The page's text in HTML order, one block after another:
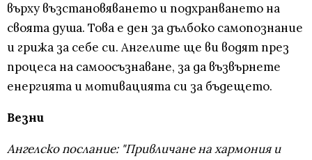
върху възстановяването и подхранването на
своята душа. Това е ден за дълбоко самопознание
и грижа за себе си. Ангелите ще ви водят през
процеса на самоосъзнаване, за да възвърнете
енергията и мотивацията си за бъдещето.
Везни
Ангелско послание: "Привличане на хармония и